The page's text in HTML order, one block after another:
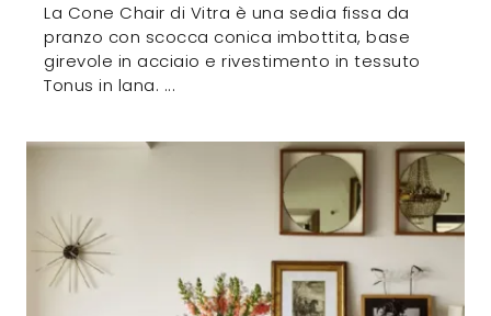
La Cone Chair di Vitra è una sedia fissa da
pranzo con scocca conica imbottita, base
girevole in acciaio e rivestimento in tessuto
Tonus in lana. ...